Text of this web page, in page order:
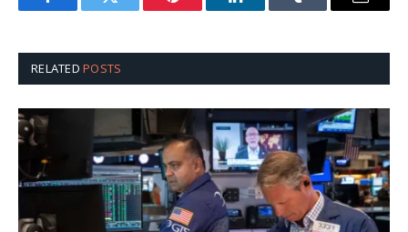
FacebookTwitter Pinterest LinkedInTumblr Email
RELATEDPOSTS